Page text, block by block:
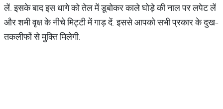
लें. इसके बाद इस धागे को तेल में डूबोकर काले घोड़े की नाल पर लपेट लें
और शमी वृक्ष के नीचे मिट्टी में गाड़ दें. इससे आपको सभी प्रकार के दुख-
तकलीफों से मुक्ति मिलेगी.